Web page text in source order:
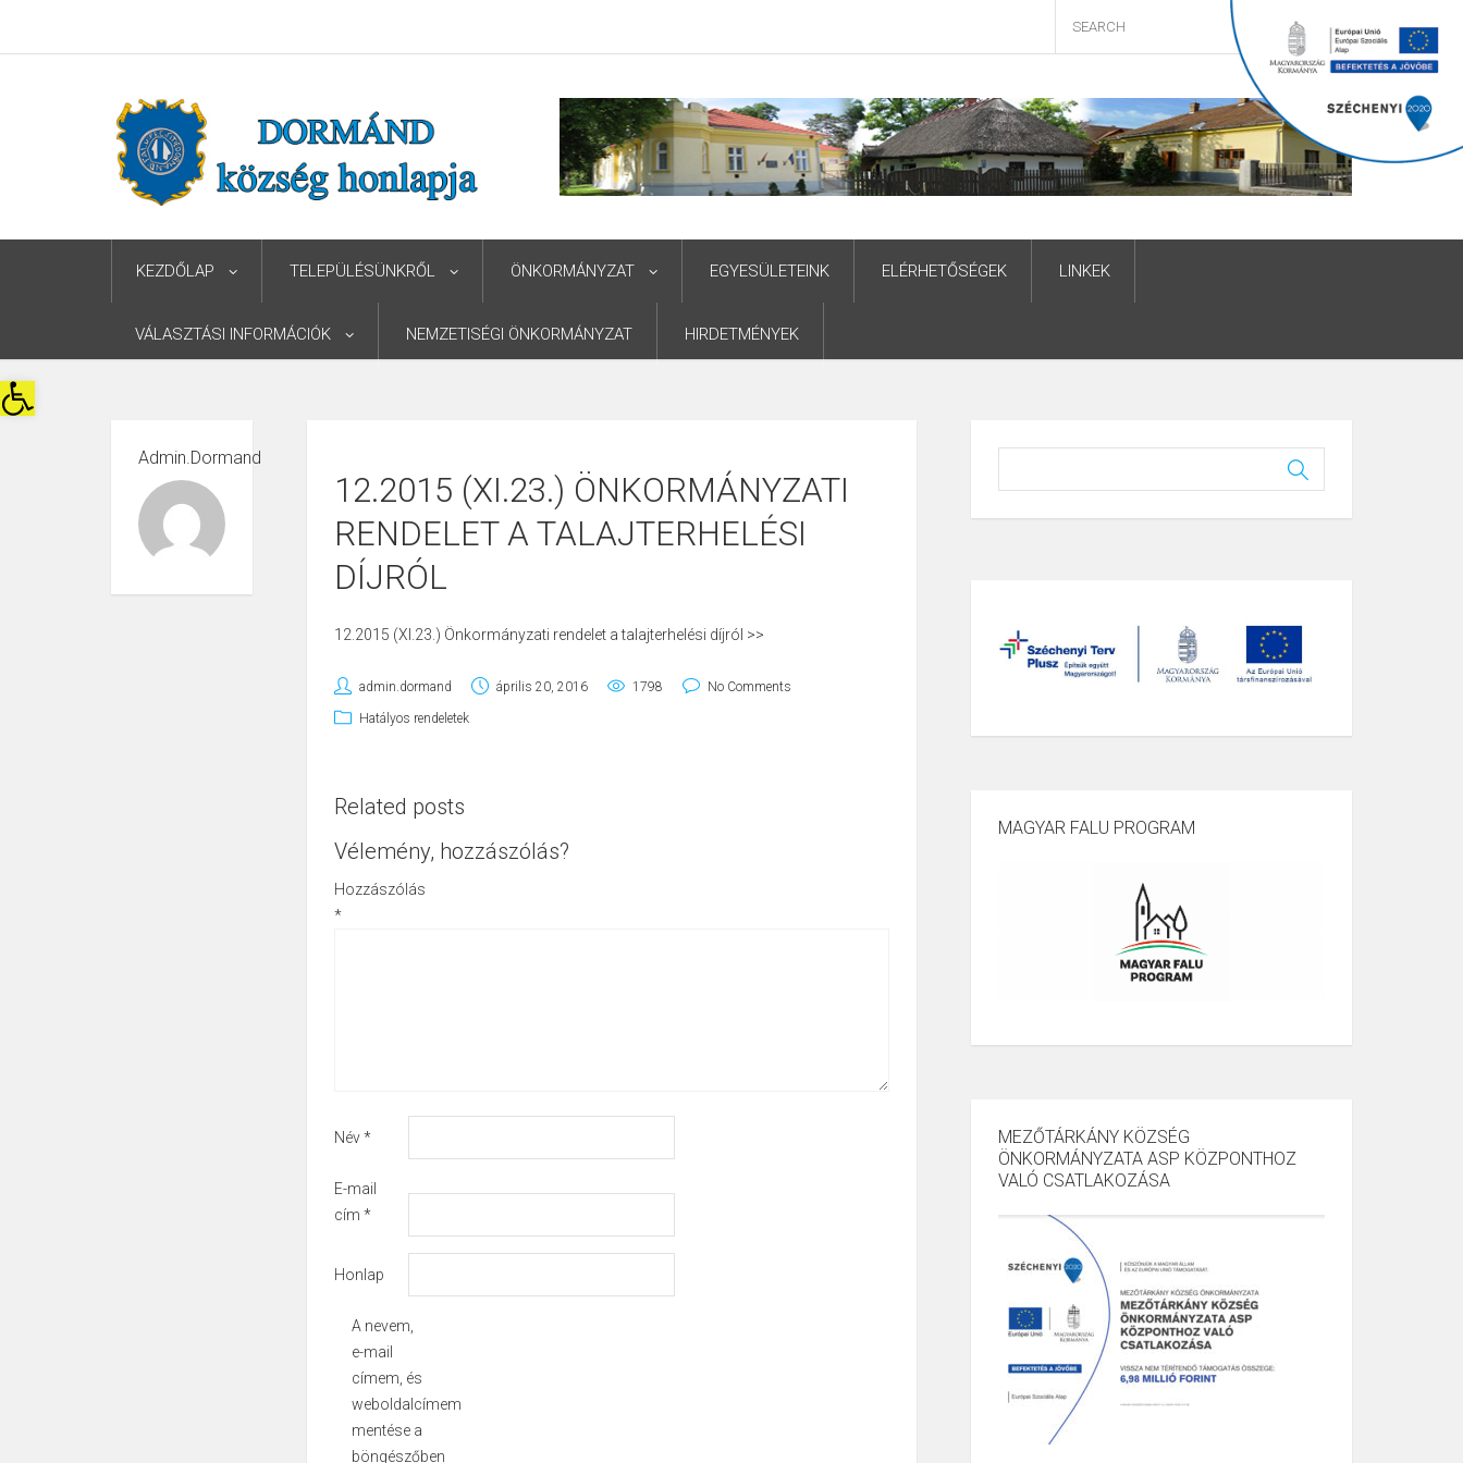
Eszköztár megnyitása
KEZDŐLAP TELEPÜLÉSÜNKRŐL ÖNKORMÁNYZAT EGYESÜLETEINK ELÉRHETŐSÉGEK LINKEK
VÁLASZTÁSI INFORMÁCIÓK NEMZETISÉGI ÖNKORMÁNYZAT HIRDETMÉNYEK
Admin.dormand
12.2015 (XI.23.) ÖNKORMÁNYZATI
RENDELET A TALAJTERHELÉSI
DÍJRÓL
12.2015 (XI.23.) Önkormányzati rendelet a talajterhelési díjról >>
admin.dormand április 20, 2016 1798 No Comments
Hatályos rendeletek
Related posts
Vélemény, hozzászólás?
Hozzászólás
*
Név*
E-mail
cím *
Honlap
A nevem,
e-mail
címem, és
weboldalcímem
mentése a
böngészőben
MAGYAR FALU PROGRAM
MEZŐTÁRKÁNY KÖZSÉG
ÖNKORMÁNYZATA ASP KÖZPONTHOZ
VALÓ CSATLAKOZÁSA